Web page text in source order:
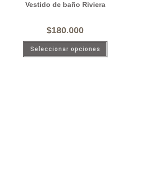
Vestido de baño Riviera
$180.000
Seleccionar opciones